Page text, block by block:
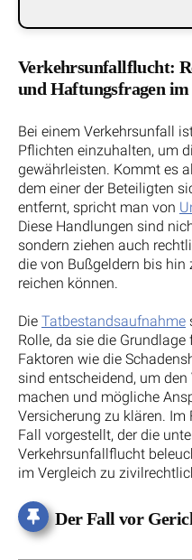
Verkehrsunfallflucht:
und Haftungsfragen im
Bei einem Verkehrsunfall
Pflichten einzuhalten, um
gewährleisten. Kommt es
dem einer der Beteiligten
entfernt, spricht man von
Diese Handlungen sind
sondern ziehen auch
die von Bußgeldern bis hin
reichen können.
Die Tatbestandsaufnahme
Rolle, da sie die
Faktoren wie die
sind entscheidend, um
machen und mögliche
Versicherung zu klären.
Fall vorgestellt, der die
Verkehrsunfallflucht
im Vergleich zu
Der Fall vor